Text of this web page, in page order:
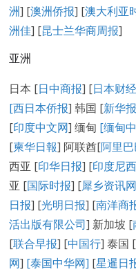
洲] [澳洲侨报] [澳大利亚
洲佳] [昆士兰华商周报]
亚洲
日本 [日中商报] [日本财
[西日本侨报] 韩国 [新华
[印度中文网] 缅甸 [缅甸
[柬华日報] 阿联酋[阿里
西亚 [印华日报] [印度尼
亚 [国际时报] [犀乡资讯网
日报] [光明日报] [南洋商
活出版有限公司] 新加坡 [
[联合早报] [中国行] 泰国 [
网] [泰国中华网] [星暹日